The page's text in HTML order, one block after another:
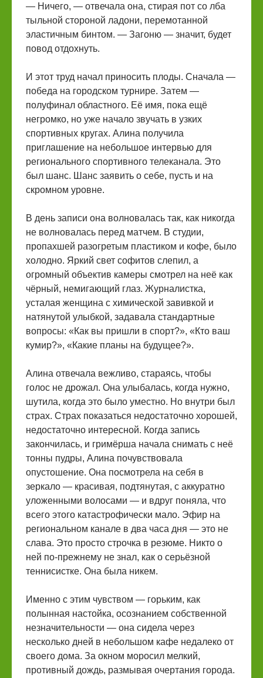
— Ничего, — отвечала она, стирая пот со лба
тыльной стороной ладони, перемотанной
эластичным бинтом. — Загоню — значит, будет
повод отдохнуть.
И этот труд начал приносить плоды. Сначала —
победа на городском турнире. Затем —
полуфинал областного. Её имя, пока ещё
негромко, но уже начало звучать в узких
спортивных кругах. Алина получила
приглашение на небольшое интервью для
регионального спортивного телеканала. Это
был шанс. Шанс заявить о себе, пусть и на
скромном уровне.
В день записи она волновалась так, как никогда
не волновалась перед матчем. В студии,
пропахшей разогретым пластиком и кофе, было
холодно. Яркий свет софитов слепил, а
огромный объектив камеры смотрел на неё как
чёрный, немигающий глаз. Журналистка,
усталая женщина с химической завивкой и
натянутой улыбкой, задавала стандартные
вопросы: «Как вы пришли в спорт?», «Кто ваш
кумир?», «Какие планы на будущее?».
Алина отвечала вежливо, стараясь, чтобы
голос не дрожал. Она улыбалась, когда нужно,
шутила, когда это было уместно. Но внутри был
страх. Страх показаться недостаточно хорошей,
недостаточно интересной. Когда запись
закончилась, и гримёрша начала снимать с неё
тонны пудры, Алина почувствовала
опустошение. Она посмотрела на себя в
зеркало — красивая, подтянутая, с аккуратно
уложенными волосами — и вдруг поняла, что
всего этого катастрофически мало. Эфир на
региональном канале в два часа дня — это не
слава. Это просто строчка в резюме. Никто о
ней по-прежнему не знал, как о серьёзной
теннисистке. Она была никем.
Именно с этим чувством — горьким, как
полынная настойка, осознанием собственной
незначительности — она сидела через
несколько дней в небольшом кафе недалеко от
своего дома. За окном моросил мелкий,
противный дождь, размывая очертания города.